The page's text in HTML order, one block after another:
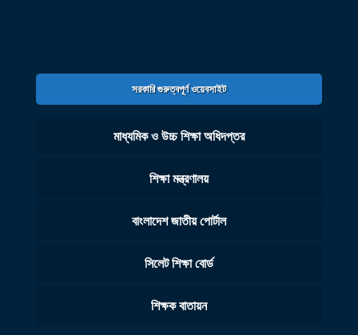
সরকারি গুরুত্বপূর্ণ ওয়েবসাইট
মাধ্যমিক ও উচ্চ শিক্ষা অধিদপ্তর
শিক্ষা মন্ত্রণালয়
বাংলাদেশ জাতীয় পোর্টাল
সিলেট শিক্ষা বোর্ড
শিক্ষক বাতায়ন